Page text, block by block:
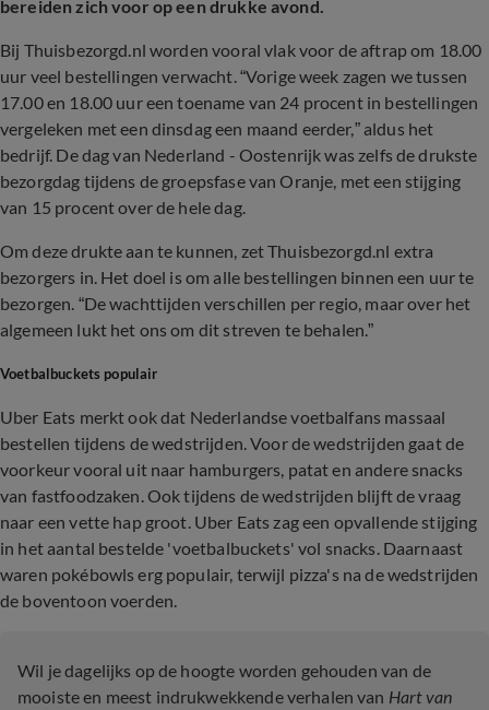
bereiden zich voor op een drukke avond.
Bij Thuisbezorgd.nl worden vooral vlak voor de aftrap om 18.00
uur veel bestellingen verwacht. “Vorige week zagen we tussen
17.00 en 18.00 uur een toename van 24 procent in bestellingen
vergeleken met een dinsdag een maand eerder,” aldus het
bedrijf. De dag van Nederland - Oostenrijk was zelfs de drukste
bezorgdag tijdens de groepsfase van Oranje, met een stijging
van 15 procent over de hele dag.
Om deze drukte aan te kunnen, zet Thuisbezorgd.nl extra
bezorgers in. Het doel is om alle bestellingen binnen een uur te
bezorgen. “De wachttijden verschillen per regio, maar over het
algemeen lukt het ons om dit streven te behalen.”
Voetbalbuckets populair
Uber Eats merkt ook dat Nederlandse voetbalfans massaal
bestellen tijdens de wedstrijden. Voor de wedstrijden gaat de
voorkeur vooral uit naar hamburgers, patat en andere snacks
van fastfoodzaken. Ook tijdens de wedstrijden blijft de vraag
naar een vette hap groot. Uber Eats zag een opvallende stijging
in het aantal bestelde 'voetbalbuckets' vol snacks. Daarnaast
waren pokébowls erg populair, terwijl pizza's na de wedstrijden
de boventoon voerden.
Wil je dagelijks op de hoogte worden gehouden van de
mooiste en meest indrukwekkende verhalen van Hart van